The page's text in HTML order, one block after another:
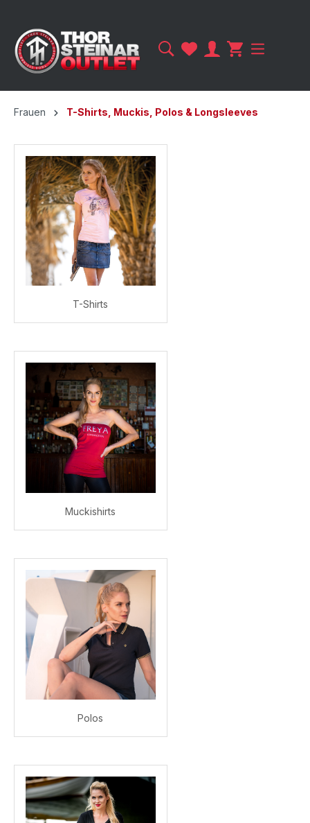
Frauen T-Shirts, Muckis, Polos & Longsleeves
T-Shirts
Muckishirts
Polos